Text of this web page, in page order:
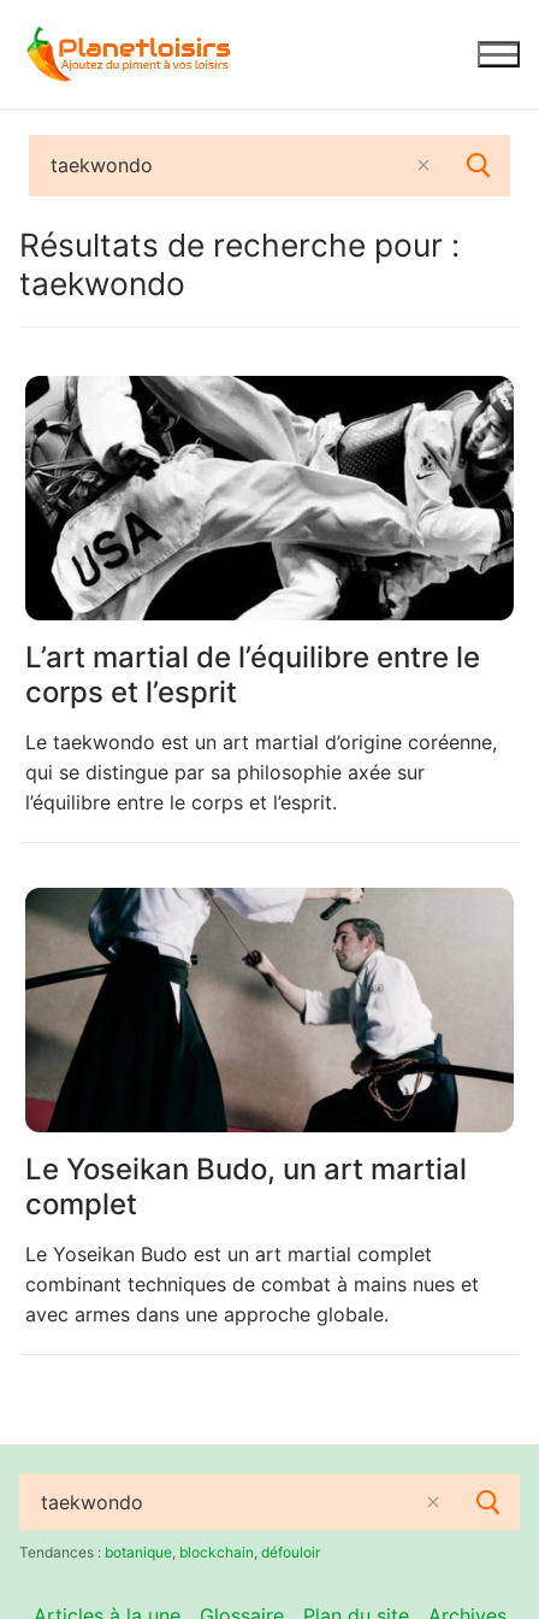
contenu
Résultats de recherche pour :
taekwondo
L’art martial de l’équilibre entre le
corps et l’esprit
Le taekwondo est un art martial d’origine coréenne,
qui se distingue par sa philosophie axée sur
l’équilibre entre le corps et l’esprit.
Le Yoseikan Budo, un art martial
complet
Le Yoseikan Budo est un art martial complet
combinant techniques de combat à mains nues et
avec armes dans une approche globale.
Rechercher
:Tendances : botanique blockchain défouloir